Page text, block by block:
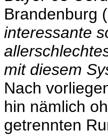
Brandenburg
interessante
mit diesem
Nach
hin nämlich
getrennten